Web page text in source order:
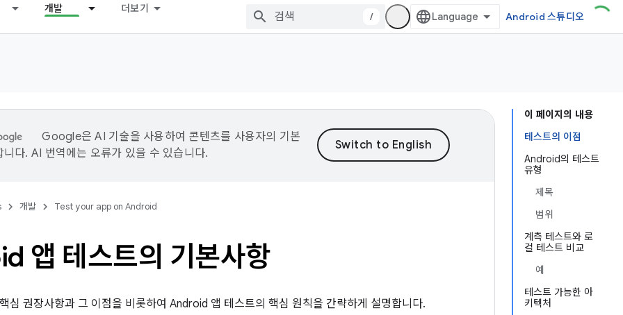
개발 더보기
/ Android 스튜디오
이 페이지의 내용
테스트의 이점
Android의 테스트
유형
제목
범위
계측 테스트와 로
컬 테스트 비교
예
테스트 가능한 아
키텍처
Google은 AI 기술을 사용하여 콘텐츠를 사용자의 기본
니다. AI 번역에는 오류가 있을 수 있습니다.
개발 Test your app on Android
앱 테스트의 기본사항
심 권장사항과 그 이점을 비롯하여 Android 앱 테스트의 핵심 원칙을 간략하게 설명합니다.